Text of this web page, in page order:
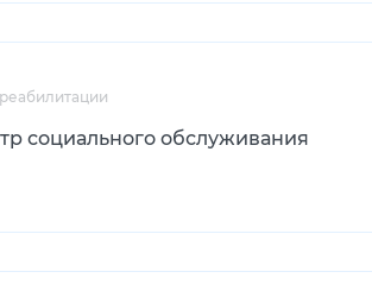
социального обслуживания